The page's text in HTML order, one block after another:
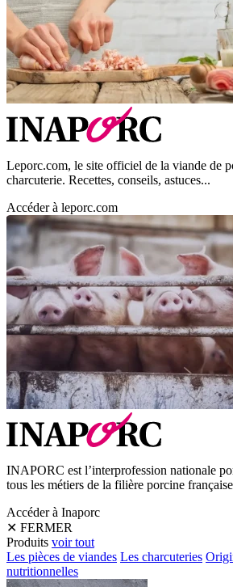
Leporc.com, le site officiel de la viande de
charcuterie. Recettes, conseils, astuces...
Accéder à leporc.com
INAPORC est l’interprofession nationale
tous les métiers de la filière porcine française
Accéder à Inaporc
✕ FERMER
Produits voir tout
Les pièces de viandes Les charcuteries
nutritionnelles